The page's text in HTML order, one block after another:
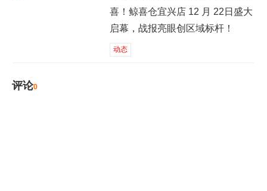
喜！鲸喜仓宜兴店 12 月 22日盛大
启幕，战报亮眼创区域标杆！
动态
评论0